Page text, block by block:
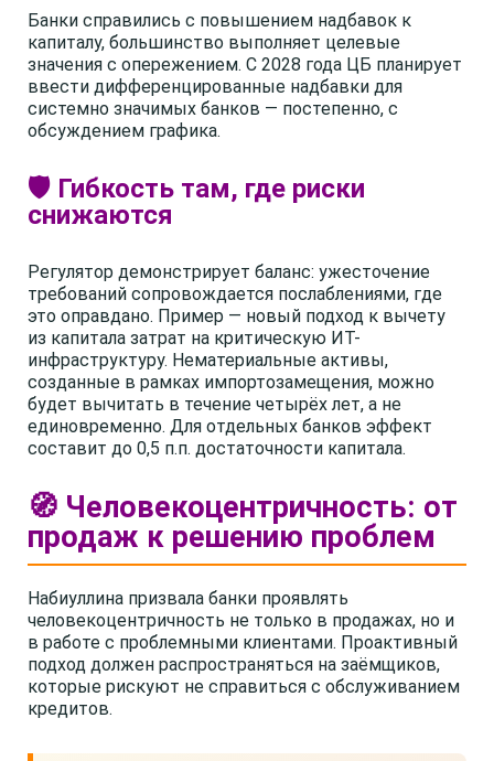
Банки справились с повышением надбавок к
капиталу, большинство выполняет целевые
значения с опережением. С 2028 года ЦБ планирует
ввести дифференцированные надбавки для
системно значимых банков — постепенно, с
обсуждением графика.
🛡️ Гибкость там, где риски
снижаются
Регулятор демонстрирует баланс: ужесточение
требований сопровождается послаблениями, где
это оправдано. Пример — новый подход к вычету
из капитала затрат на критическую ИТ-
инфраструктуру. Нематериальные активы,
созданные в рамках импортозамещения, можно
будет вычитать в течение четырёх лет, а не
единовременно. Для отдельных банков эффект
составит до 0,5 п.п. достаточности капитала.
🧭 Человекоцентричность: от
продаж к решению проблем
Набиуллина призвала банки проявлять
человекоцентричность не только в продажах, но и
в работе с проблемными клиентами. Проактивный
подход должен распространяться на заёмщиков,
которые рискуют не справиться с обслуживанием
кредитов.